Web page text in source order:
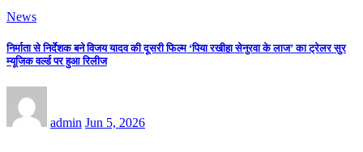
News
निर्माता से निर्देशक बने विजय यादव की दूसरी फिल्म ‘पिया रखीहा सेनुरवा के लाज’ का ट्रेलर सुर
म्यूजिक वर्ल्ड पर हुआ रिलीज
admin Jun 5, 2026